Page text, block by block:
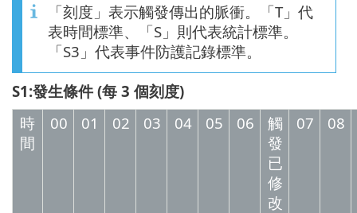
「刻度」表示觸發傳出的脈衝。「T」代
表時間標準、「S」則代表統計標準。
「S3」代表事件防護記錄標準。
S1:發生條件 (每 3 個刻度)
時
間
00 01 02 03 04 05 06
觸
發
已
修
改
07 08